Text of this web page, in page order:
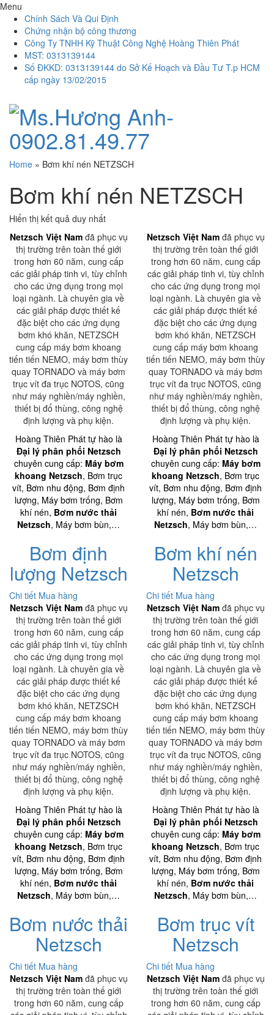
Menu
Chính Sách Và Qui Định
Chứng nhận bộ công thương
Công Ty TNHH Kỹ Thuật Công Nghệ Hoàng Thiên Phát
MST: 0313139144
Số ĐKKD: 0313139144 do Sở Kế Hoạch và Đầu Tư T.p HCM
cấp ngày 13/02/2015
Home » Bơm khí nén NETZSCH
Bơm khí nén NETZSCH
Hiển thị kết quả duy nhất
Netzsch Việt Namđã phục vụ
thị trường trên toàn thế giới
trong hơn 60 năm, cung cấp
các giải pháp tinh vi, tùy chỉnh
cho các ứng dụng trong mọi
loại ngành. Là chuyên gia về
các giải pháp được thiết kế
đặc biệt cho các ứng dụng
bơm khó khăn, NETZSCH
cung cấp máy bơm khoang
tiến tiến NEMO, máy bơm thùy
quay TORNADO và máy bơm
trục vít đa trục NOTOS, cũng
như máy nghiền/máy nghiền,
thiết bị đổ thùng, công nghệ
định lượng và phụ kiện.
Hoàng Thiên Phát tự hào là
Đại lý phân phối Netzsch
chuyên cung cấp: Máy bơm
khoang Netzsch, Bơm trục
vít, Bơm nhu động, Bơm định
lượng, Máy bơm trống, Bơm
khí nén, Bơm nước thải
Netzsch, Máy bơm bùn,…
Bơm định
lượng Netzsch
Chi tiết Mua hàng
Netzsch Việt Namđã phục vụ
thị trường trên toàn thế giới
trong hơn 60 năm, cung cấp
các giải pháp tinh vi, tùy chỉnh
cho các ứng dụng trong mọi
loại ngành. Là chuyên gia về
các giải pháp được thiết kế
đặc biệt cho các ứng dụng
bơm khó khăn, NETZSCH
cung cấp máy bơm khoang
tiến tiến NEMO, máy bơm thùy
quay TORNADO và máy bơm
trục vít đa trục NOTOS, cũng
như máy nghiền/máy nghiền,
thiết bị đổ thùng, công nghệ
định lượng và phụ kiện.
Hoàng Thiên Phát tự hào là
Đại lý phân phối Netzsch
chuyên cung cấp: Máy bơm
khoang Netzsch, Bơm trục
vít, Bơm nhu động, Bơm định
lượng, Máy bơm trống, Bơm
khí nén, Bơm nước thải
Netzsch, Máy bơm bùn,…
Bơm khí nén
Netzsch
Chi tiết Mua hàng
Netzsch Việt Namđã phục vụ
thị trường trên toàn thế giới
trong hơn 60 năm, cung cấp
các giải pháp tinh vi, tùy chỉnh
cho các ứng dụng trong mọi
loại ngành. Là chuyên gia về
các giải pháp được thiết kế
đặc biệt cho các ứng dụng
bơm khó khăn, NETZSCH
cung cấp máy bơm khoang
tiến tiến NEMO, máy bơm thùy
quay TORNADO và máy bơm
trục vít đa trục NOTOS, cũng
như máy nghiền/máy nghiền,
thiết bị đổ thùng, công nghệ
định lượng và phụ kiện.
Hoàng Thiên Phát tự hào là
Đại lý phân phối Netzsch
chuyên cung cấp: Máy bơm
khoang Netzsch, Bơm trục
vít, Bơm nhu động, Bơm định
lượng, Máy bơm trống, Bơm
khí nén, Bơm nước thải
Netzsch, Máy bơm bùn,…
Bơm nước thải
Netzsch
Chi tiết Mua hàng
Netzsch Việt Namđã phục vụ
thị trường trên toàn thế giới
trong hơn 60 năm, cung cấp
các giải pháp tinh vi, tùy chỉnh
cho các ứng dụng trong mọi
loại ngành. Là chuyên gia về
các giải pháp được thiết kế
đặc biệt cho các ứng dụng
bơm khó khăn, NETZSCH
cung cấp máy bơm khoang
tiến tiến NEMO, máy bơm thùy
quay TORNADO và máy bơm
trục vít đa trục NOTOS, cũng
như máy nghiền/máy nghiền,
thiết bị đổ thùng, công nghệ
định lượng và phụ kiện.
Hoàng Thiên Phát tự hào là
Đại lý phân phối Netzsch
chuyên cung cấp: Máy bơm
khoang Netzsch, Bơm trục
vít, Bơm nhu động, Bơm định
lượng, Máy bơm trống, Bơm
khí nén, Bơm nước thải
Netzsch, Máy bơm bùn,…
Bơm trục vít
Netzsch
Chi tiết Mua hàng
Netzsch Việt Namđã phục vụ
thị trường trên toàn thế giới
trong hơn 60 năm, cung cấp
Netzsch Việt Namđã phục vụ
thị trường trên toàn thế giới
trong hơn 60 năm, cung cấp